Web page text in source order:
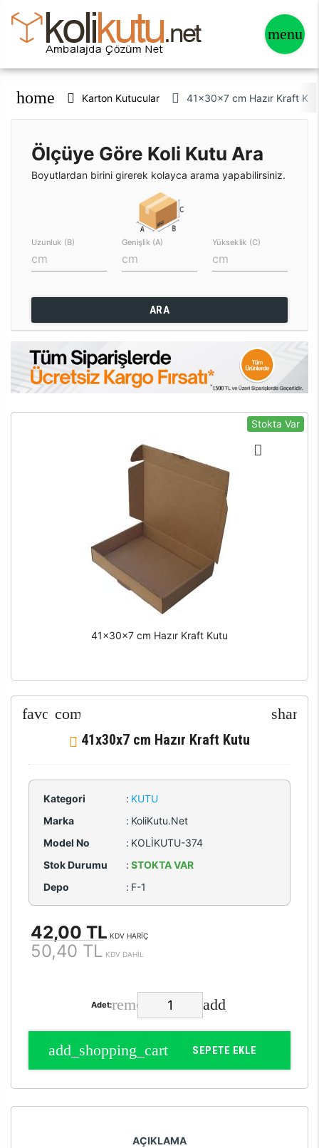
home Karton Kutucular 41x30x7 cm Hazır Kraft
Ölçüye Göre Koli Kutu Ara
Boyutlardan birini girerek kolayca arama yapabilirsiniz.
Uzunluk (B) Genişlik (A) Yükseklik (C)
ARA
Stokta Var
41x30x7 cm Hazır Kraft Kutu
41x30x7 cm Hazır Kraft Kutu
Kategori : KUTU
Marka
: KoliKutu.Net
Model No
: KOLİKUTU-374
Stok Durumu
: STOKTA VAR
Depo
: F-1
42,00 TL KDV HARİÇ
50,40 TL KDV DAHİL
Adet:
SEPETE EKLE
AÇIKLAMA